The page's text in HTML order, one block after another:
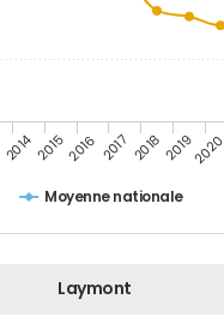
Moyenne nationale
201420152016 2017 201820192020
Laymont